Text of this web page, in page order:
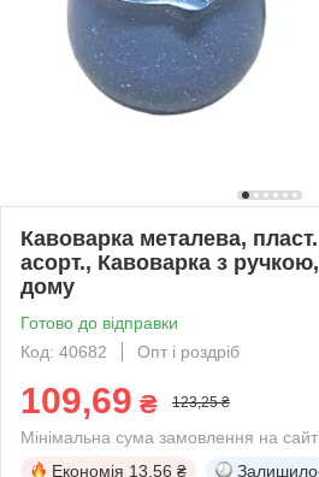
Кавоварка металева,
асорт., Кавоварка з
дому
Готово до відправки
Код: 40682
Опт і роздріб
109,69 ₴ 123,25 ₴
Мінімальна сума замовлення на
Економія 13.56 ₴